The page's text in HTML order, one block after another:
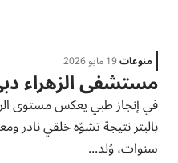
منوعات19 مايو 2026
مستشفى الزهراء
في إنجاز طبي يعكس مستوى
بالبتر نتيجة تشوّه خلقي نادر
سنوات، وُلد...